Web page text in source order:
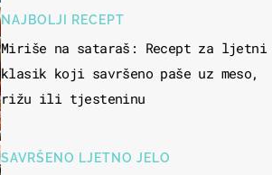
NAJBOLJI RECEPT
Miriše na sataraš: Recept za ljetni
klasik koji savršeno paše uz meso,
rižu ili tjesteninu
SAVRŠENO LJETNO JELO